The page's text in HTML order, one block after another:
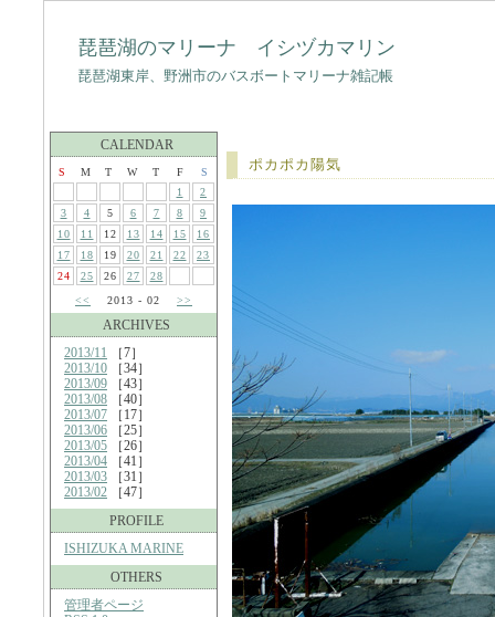
琵琶湖のマリーナ イシヅカマリン
琵琶湖東岸、野洲市のバスボートマリーナ雑記帳
CALENDAR
S M T W T F
S
1
2
3
4 5 6 7 8
9
10
11 12 13 14 15
16
17
18 19 20 21 22
23
24
25 26 27
28
<<
2013 - 02 >>
ARCHIVES
2013/11 ［7］
2013/10 ［34］
2013/09 ［43］
2013/08 ［40］
2013/07 ［17］
2013/06 ［25］
2013/05 ［26］
2013/04 ［41］
2013/03 ［31］
2013/02 ［47］
PROFILE
ISHIZUKA MARINE
OTHERS
管理者ページ
ポカポカ陽気